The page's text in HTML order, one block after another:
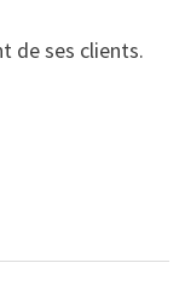
de ses clients.